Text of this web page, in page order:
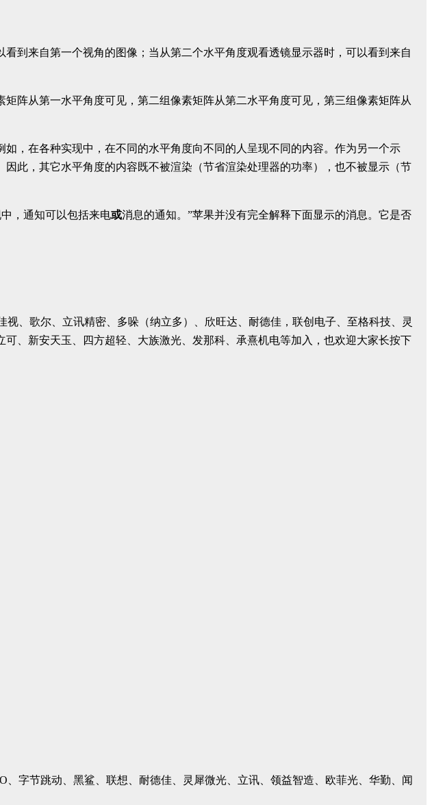
到来自第一个视角的图像；当从第二个水平角度观看透镜显示器时，可以看到来自
阵从第一水平角度可见，第二组像素矩阵从第二水平角度可见，第三组像素矩阵从
，在各种实现中，在不同的水平角度向不同的人呈现不同的内容。作为另一个示
此，其它水平角度的内容既不被渲染（节省渲染处理器的功率），也不被显示（节
，通知可以包括来电或消息的通知。”苹果并没有完全解释下面显示的消息。它是否
、歌尔、立讯精密、多哚（纳立多）、欣旺达、耐德佳，联创电子、至格科技、灵
、新安天玉、四方超轻、大族激光、发那科、承熹机电等加入，也欢迎大家长按下
、字节跳动、黑鲨、联想、耐德佳、灵犀微光、立讯、领益智造、欧菲光、华勤、闻